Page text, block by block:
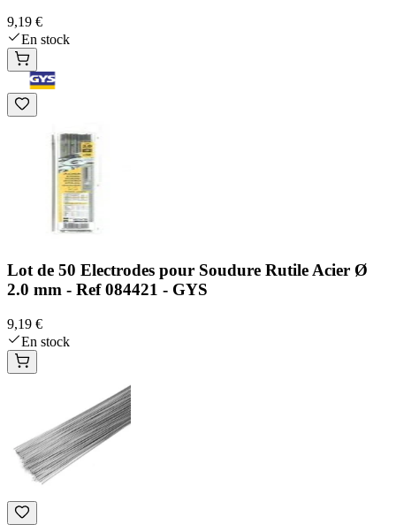
9,19 €
En stock
Lot de 50 Electrodes pour Soudure Rutile Acier Ø
2.0 mm - Ref 084421 - GYS
9,19 €
En stock